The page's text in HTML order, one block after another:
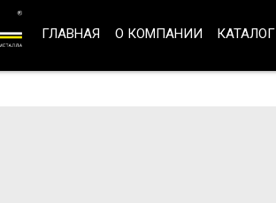
ГЛАВНАЯ О КОМПАНИИ КАТАЛОГ